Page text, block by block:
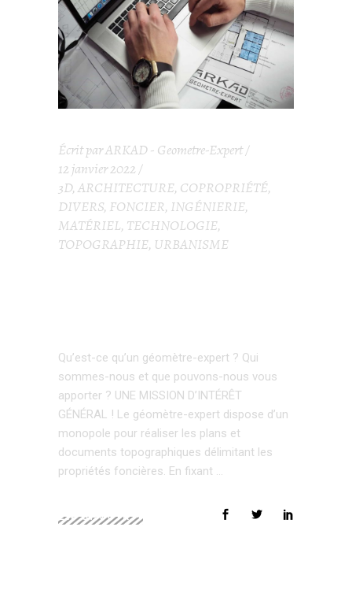
Écrit parARKAD - Geometre-Expert
12 janvier 2022
3D, ARCHITECTURE, COPROPRIÉTÉ,
DIVERS, FONCIER, INGÉNIERIE,
MATÉRIEL, TECHNOLOGIE,
TOPOGRAPHIE, URBANISME
Qu’est-ce qu’un géomètre-expert ? Qui
sommes-nous et que pouvons-nous vous
apporter ? UNE MISSION D’INTÉRÊT
GÉNÉRAL ! Le géomètre-expert dispose d’un
monopole pour réaliser les plans et
documents topographiques délimitant les
propriétés foncières. En fixant
EN SAVOIR +